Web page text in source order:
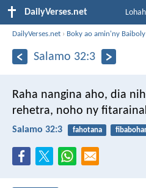
DailyVerses.net
DailyVerses.net › Boky ao amin'ny Baiboly
Salamo 32:3
Raha nangina aho, dia
rehetra, noho ny
Salamo 32:3 fahotana